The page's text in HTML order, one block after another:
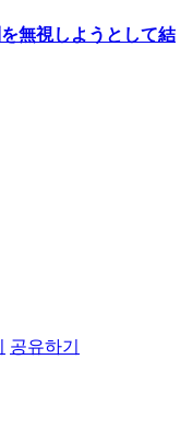
無視しようとして結
공유하기